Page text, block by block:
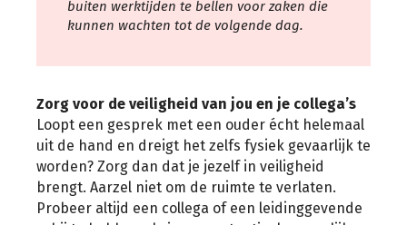
buiten werktijden te bellen voor zaken die
kunnen wachten tot de volgende dag.
Zorg voor de veiligheid van jou en je collega’s
Loopt een gesprek met een ouder écht helemaal
uit de hand en dreigt het zelfs fysiek gevaarlijk te
worden? Zorg dan dat je jezelf in veiligheid
brengt. Aarzel niet om de ruimte te verlaten.
Probeer altijd een collega of een leidinggevende